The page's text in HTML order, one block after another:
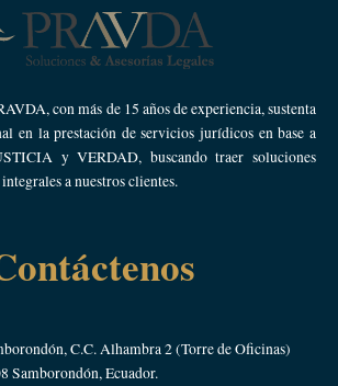
con más de 15 años de experiencia, sustenta
en la prestación de servicios jurídicos en base a
y VERDAD, buscando traer soluciones
a nuestros clientes.
C.C. Alhambra 2 (Torre de Oficinas)
Samborondón, Ecuador.